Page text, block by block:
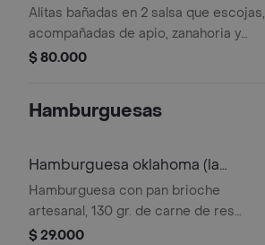
Alitas bañadas en 2 salsa que escojas,
acompañadas de apio, zanahoria y
nuestra salsa ranch artesanal.
$ 80.000
Hamburguesas
Hamburguesa oklahoma (la
smash)
Hamburguesa con pan brioche
artesanal, 130 gr. de carne de res
madurada y seleccionada tipo smash
$ 29.000